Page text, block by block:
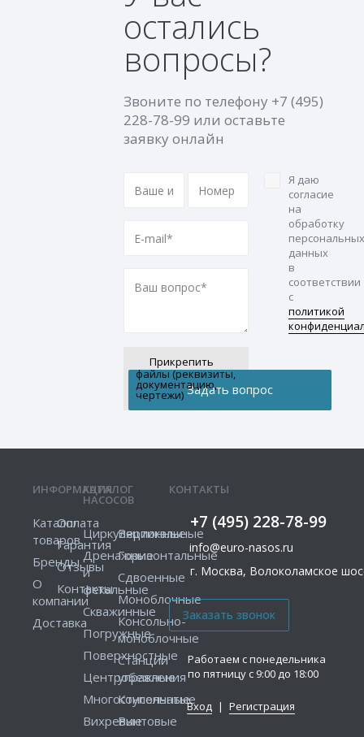
остались
вопросы?
Звоните по телефону +7 (495)
228-78-99 или оставьте
заявку онлайн
Прикрепить
файлы (реквизиты,
документацию,
чертежи)
Я даю
согласие
на
обработку
персональных
данных
в
соответствии
с
политикой
КОНТАКТЫ
+7 (495) 228-78-99
info@euro-nasos.ru
г. Москва, Волоколамское
Работаем с понедельника
по пятницу с 9:00 до 18:00
Вход | Регистрация
ИНФОРМАЦИЯ
Каталог
товаров
Бренды
О
компании
Доставка
Оплата
Гарантия
Отзывы
Контакты
КАТАЛОГ
НАСОСОВ
Циркуляционные
Дренажные
и
фекальные
Скважинные
Погружные
Поверхностные
Центробежные
Многоступенчатые
Вихревые
Вертикальные
Горизонтальные
Сдвоенные
Моноблочные
Консольно-
моноблочные
Станции
управления
Консольные
Винтовые